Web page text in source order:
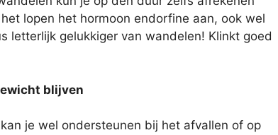
lopen het hormoon endorfine aan, ook wel
letterlijk gelukkiger van wandelen! Klinkt goed
blijven
je wel ondersteunen bij het afvallen of op